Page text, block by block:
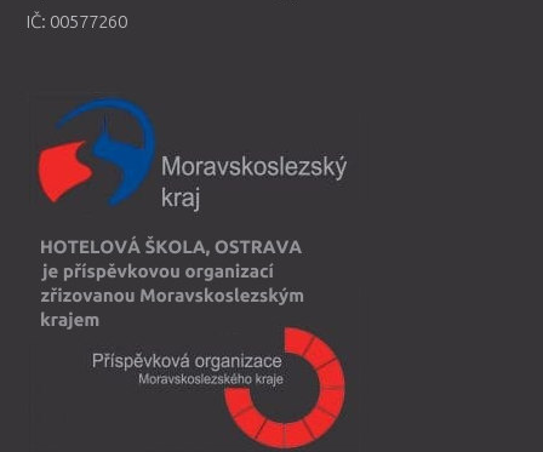
IČ: 00577260